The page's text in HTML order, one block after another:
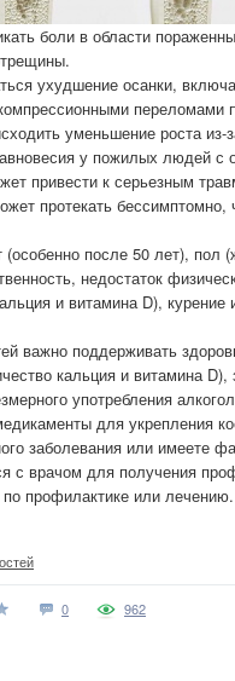
боли в области
ухудшение осанки,
переломами
уменьшение роста из-
у пожилых людей с
привести к серьезным
протекать бессимптомно,
(особенно после 50 лет),
недостаток
и витамина D), курение
важно поддерживать
кальция и витамина
употребления
для укрепления
заболевания или имеете
с врачом для получения
профилактике или лечению.
0 962